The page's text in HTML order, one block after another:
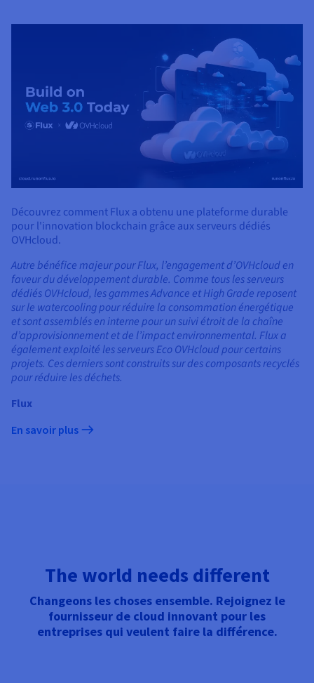
Découvrez comment Flux a obtenu une plateforme durable
pour l'innovation blockchain grâce aux serveurs dédiés
OVHcloud.
Autre bénéfice majeur pour Flux, l’engagement d’OVHcloud en
faveur du développement durable. Comme tous les serveurs
dédiés OVHcloud, les gammes Advance et High Grade reposent
sur le watercooling pour réduire la consommation énergétique
et sont assemblés en interne pour un suivi étroit de la chaîne
d’approvisionnement et de l’impact environnemental. Flux a
également exploité les serveurs Eco OVHcloud pour certains
projets. Ces derniers sont construits sur des composants recyclés
pour réduire les déchets.
Flux
En savoir plus
The world needs different
Changeons les choses ensemble. Rejoignez le
fournisseur de cloud innovant pour les
entreprises qui veulent faire la différence.